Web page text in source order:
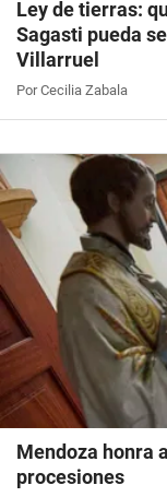
Ley de tierras:
Sagasti pueda
Villarruel
Por Cecilia Zabala
Mendoza honra
procesiones